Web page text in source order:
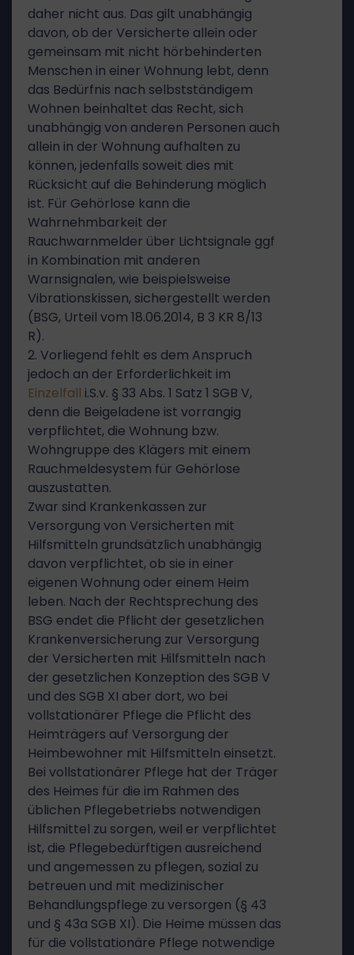
daher nicht aus. Das gilt unabhängig
davon, ob der Versicherte allein oder
gemeinsam mit nicht hörbehinderten
Menschen in einer Wohnung lebt, denn
das Bedürfnis nach selbstständigem
Wohnen beinhaltet das Recht, sich
unabhängig von anderen Personen auch
allein in der Wohnung aufhalten zu
können, jedenfalls soweit dies mit
Rücksicht auf die Behinderung möglich
ist. Für Gehörlose kann die
Wahrnehmbarkeit der
Rauchwarnmelder über Lichtsignale ggf
in Kombination mit anderen
Warnsignalen, wie beispielsweise
Vibrationskissen, sichergestellt werden
(BSG, Urteil vom 18.06.2014, B 3 KR 8/13
R).
2. Vorliegend fehlt es dem Anspruch
jedoch an der Erforderlichkeit im
Einzelfall i.S.v. § 33 Abs. 1 Satz 1 SGB V,
denn die Beigeladene ist vorrangig
verpflichtet, die Wohnung bzw.
Wohngruppe des Klägers mit einem
Rauchmeldesystem für Gehörlose
auszustatten.
Zwar sind Krankenkassen zur
Versorgung von Versicherten mit
Hilfsmitteln grundsätzlich unabhängig
davon verpflichtet, ob sie in einer
eigenen Wohnung oder einem Heim
leben. Nach der Rechtsprechung des
BSG endet die Pflicht der gesetzlichen
Krankenversicherung zur Versorgung
der Versicherten mit Hilfsmitteln nach
der gesetzlichen Konzeption des SGB V
und des SGB XI aber dort, wo bei
vollstationärer Pflege die Pflicht des
Heimträgers auf Versorgung der
Heimbewohner mit Hilfsmitteln einsetzt.
Bei vollstationärer Pflege hat der Träger
des Heimes für die im Rahmen des
üblichen Pflegebetriebs notwendigen
Hilfsmittel zu sorgen, weil er verpflichtet
ist, die Pflegebedürftigen ausreichend
und angemessen zu pflegen, sozial zu
betreuen und mit medizinischer
Behandlungspflege zu versorgen (§ 43
und § 43a SGB XI). Die Heime müssen das
für die vollstationäre Pflege notwendige